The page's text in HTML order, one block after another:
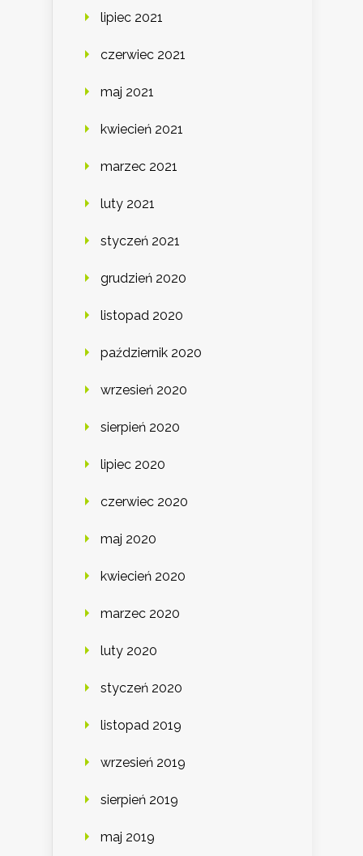
lipiec 2021
czerwiec 2021
maj 2021
kwiecień 2021
marzec 2021
luty 2021
styczeń 2021
grudzień 2020
listopad 2020
październik 2020
wrzesień 2020
sierpień 2020
lipiec 2020
czerwiec 2020
maj 2020
kwiecień 2020
marzec 2020
luty 2020
styczeń 2020
listopad 2019
wrzesień 2019
sierpień 2019
maj 2019